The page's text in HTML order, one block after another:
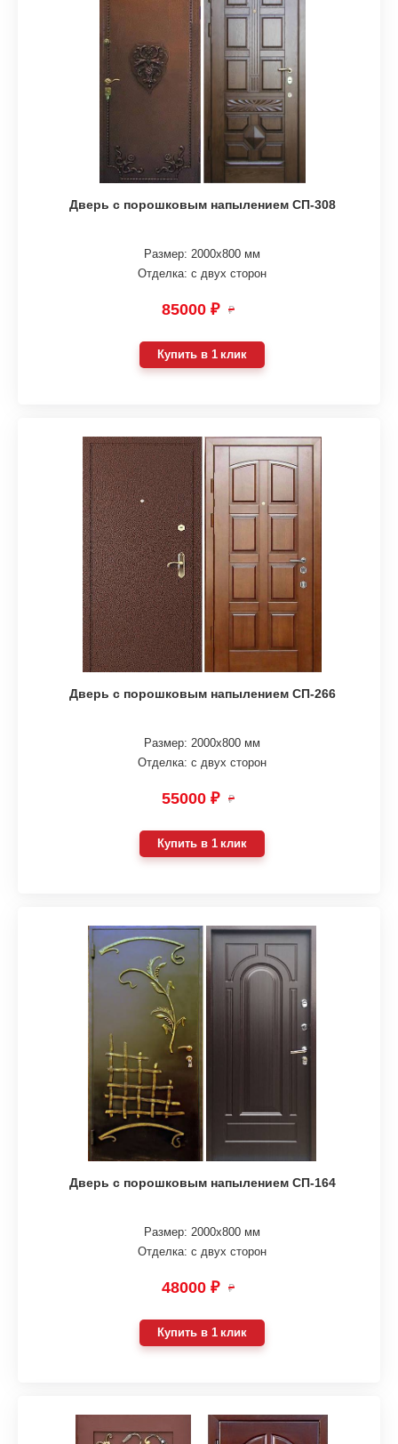
Дверь с порошковым напылением СП-308
Размер: 2000х800 мм
Отделка: с двух сторон
85000 ₽ ₽
Купить в 1 клик
Дверь с порошковым напылением СП-266
Размер: 2000х800 мм
Отделка: с двух сторон
55000 ₽ ₽
Купить в 1 клик
Дверь с порошковым напылением СП-164
Размер: 2000х800 мм
Отделка: с двух сторон
48000 ₽ ₽
Купить в 1 клик